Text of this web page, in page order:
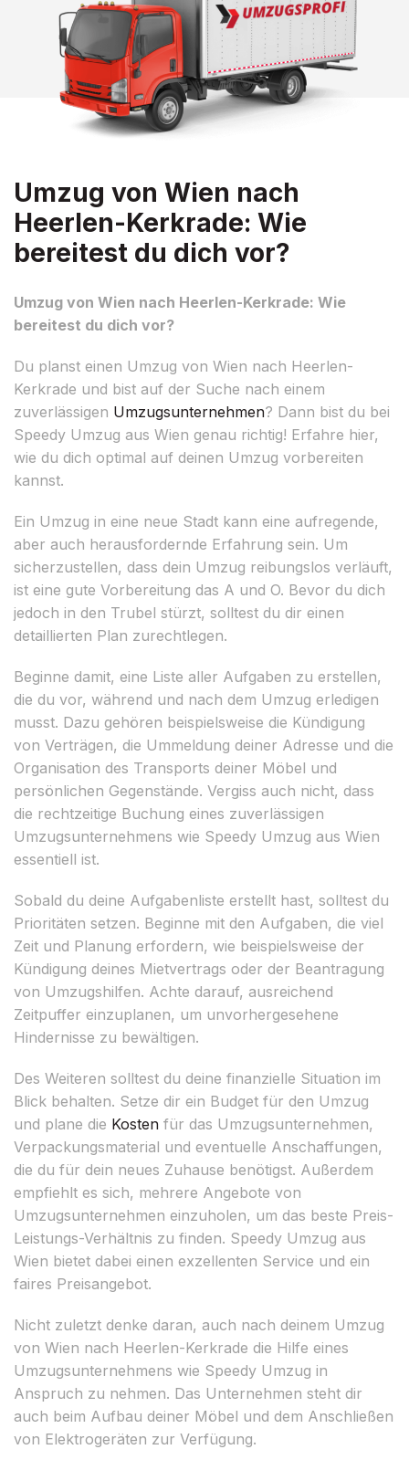
Umzug von Wien nach
Heerlen-Kerkrade: Wie
bereitest du dich vor?
Umzug von Wien nach Heerlen-Kerkrade: Wie
bereitest du dich vor?
Du planst einen Umzug von Wien nach Heerlen-
Kerkrade und bist auf der Suche nach einem
zuverlässigen Umzugsunternehmen? Dann bist du bei
Speedy Umzug aus Wien genau richtig! Erfahre hier,
wie du dich optimal auf deinen Umzug vorbereiten
kannst.
Ein Umzug in eine neue Stadt kann eine aufregende,
aber auch herausfordernde Erfahrung sein. Um
sicherzustellen, dass dein Umzug reibungslos verläuft,
ist eine gute Vorbereitung das A und O. Bevor du dich
jedoch in den Trubel stürzt, solltest du dir einen
detaillierten Plan zurechtlegen.
Beginne damit, eine Liste aller Aufgaben zu erstellen,
die du vor, während und nach dem Umzug erledigen
musst. Dazu gehören beispielsweise die Kündigung
von Verträgen, die Ummeldung deiner Adresse und die
Organisation des Transports deiner Möbel und
persönlichen Gegenstände. Vergiss auch nicht, dass
die rechtzeitige Buchung eines zuverlässigen
Umzugsunternehmens wie Speedy Umzug aus Wien
essentiell ist.
Sobald du deine Aufgabenliste erstellt hast, solltest du
Prioritäten setzen. Beginne mit den Aufgaben, die viel
Zeit und Planung erfordern, wie beispielsweise der
Kündigung deines Mietvertrags oder der Beantragung
von Umzugshilfen. Achte darauf, ausreichend
Zeitpuffer einzuplanen, um unvorhergesehene
Hindernisse zu bewältigen.
Des Weiteren solltest du deine finanzielle Situation im
Blick behalten. Setze dir ein Budget für den Umzug
und plane die Kosten für das Umzugsunternehmen,
Verpackungsmaterial und eventuelle Anschaffungen,
die du für dein neues Zuhause benötigst. Außerdem
empfiehlt es sich, mehrere Angebote von
Umzugsunternehmen einzuholen, um das beste Preis-
Leistungs-Verhältnis zu finden. Speedy Umzug aus
Wien bietet dabei einen exzellenten Service und ein
faires Preisangebot.
Nicht zuletzt denke daran, auch nach deinem Umzug
von Wien nach Heerlen-Kerkrade die Hilfe eines
Umzugsunternehmens wie Speedy Umzug in
Anspruch zu nehmen. Das Unternehmen steht dir
auch beim Aufbau deiner Möbel und dem Anschließen
von Elektrogeräten zur Verfügung.